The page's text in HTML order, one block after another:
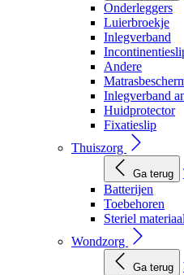
Onderleggers
Luierbroekje
Inlegverband
Andere
Inlegverband
Huidprotector
Fixatieslip
Thuiszorg
Ga terug
Batterijen
Toebehoren
Steriel materiaal
Wondzorg
Ga terug